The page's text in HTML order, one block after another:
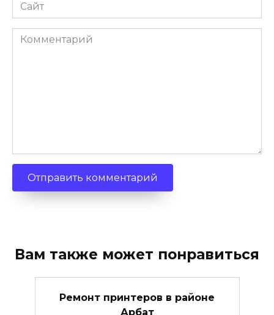
Комментарий
Вам также может понравиться
Ремонт принтеров в районе
Арбат